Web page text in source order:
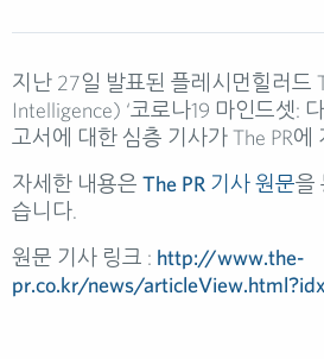
지난 27일 발표된 플레시먼힐러드
Intelligence) ‘코로나19 마인드셋:
고서에 대한 심층 기사가 The PR에
자세한 내용은 The PR 기사 원문을
습니다.
원문 기사 링크 : http://www.the-
pr.co.kr/news/